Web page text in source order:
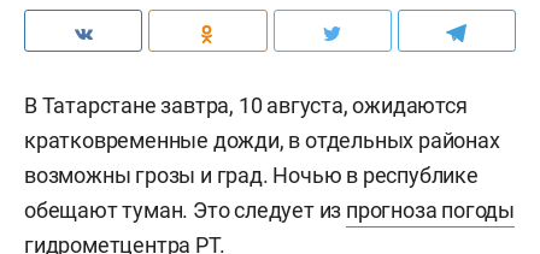
В Татарстане завтра, 10 августа, ожидаются
кратковременные дожди, в отдельных районах
возможны грозы и град. Ночью в республике
обещают туман. Это следует из прогноза погоды
гидрометцентра РТ.